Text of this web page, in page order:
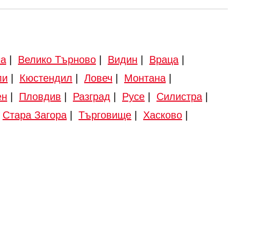
Велико Търново Видин Враца
Кюстендил Ловеч Монтана
Пловдив Разград Русе Силистра
Стара Загора Търговище Хасково